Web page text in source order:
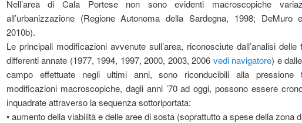
Nell’area di Cala Portese non sono evidenti macroscopiche
all’urbanizzazione (Regione Autonoma della Sardegna, 1998; DeMuro
2010b).
Le principali modificazioni avvenute sull’area, riconosciute dall’analisi
differenti annate (1977, 1994, 1997, 2000, 2003, 2006 vedi navigatore) e
campo effettuate negli ultimi anni, sono riconducibili alla pressione
modificazioni macroscopiche, dagli anni ’70 ad oggi, possono essere
inquadrate attraverso la sequenza sottoriportata:
• aumento della viabilità e delle aree di sosta (soprattutto a spese della zona